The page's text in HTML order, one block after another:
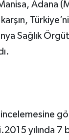
Adana
Sağlık
yılında 7